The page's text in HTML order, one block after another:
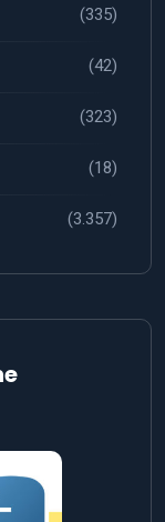
(335)
(42)
(323)
(18)
(3.357)